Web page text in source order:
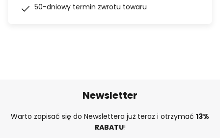
50-dniowy termin zwrotu towaru
Newsletter
Warto zapisać się do Newslettera już teraz i otrzymać 13%
RABATU!